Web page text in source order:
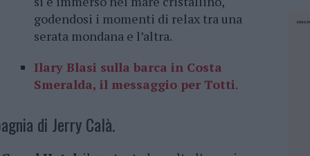
godendosi i momenti di relax tra una
serata mondana e l’altra.
Ilary Blasi sulla barca in Costa
Smeralda, il messaggio per Totti.
di Jerry Calà.